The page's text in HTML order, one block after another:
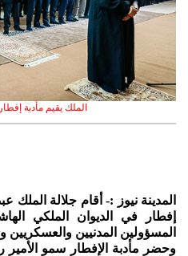
الملك يقيم مأدبة
المدينة نيوز :- أقام جلالة الملك
إفطار في الديوان الملكي
المسؤولين المدنيين
وحضر مأدبة الإفطار سمو